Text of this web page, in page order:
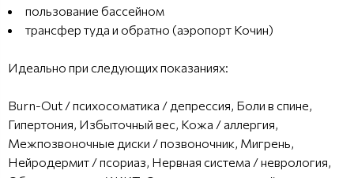
пользование бассейном
трансфер туда и обратно (аэропорт Кочин)
Идеально при следующих показаниях:
Burn-Out / психосоматика / депрессия, Боли в спине,
Гипертония, Избыточный вес, Кожа / аллергия,
Межпозвоночные диски / позвоночник, Мигрень,
Нейродермит / псориаз, Нервная система / неврология,